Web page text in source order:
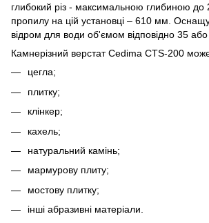
глибокий різ - максимальною глибиною
пропилу на цій установці – 610 мм.
відром для води об'ємом відповідно 35 або
Камнерізний верстат Cedima CTS-200
цегла;
плитку;
клінкер;
кахель;
натуральний камінь;
мармурову плиту;
мостову плитку;
інші абразивні матеріали.